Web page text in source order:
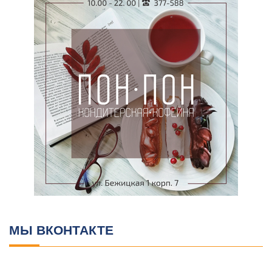
МЫ ВКОНТАКТЕ